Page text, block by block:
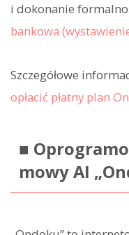
i dokonanie
bankowa
Szczegółowe
opłacić płatny plan
■
mowy AI